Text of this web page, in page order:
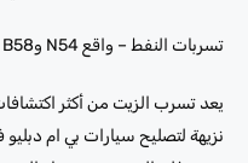
تسربات النفط – واقع N54 وB58 في دبي
يعد تسرب الزيت من أكثر
نزيهة لتصليح سيارات بي ام